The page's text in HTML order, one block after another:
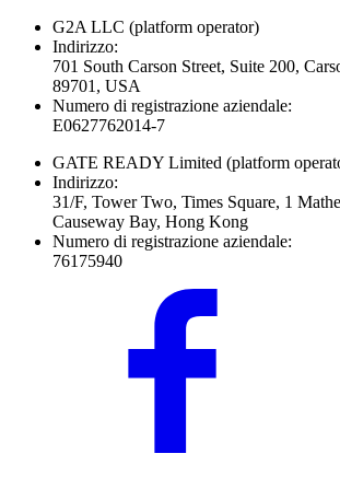
G2A LLC (platform operator)
Indirizzo:
701 South Carson Street, Suite 200,
89701, USA
Numero di registrazione aziendale:
E0627762014-7
GATE READY Limited (platform
Indirizzo:
31/F, Tower Two, Times Square, 1
Causeway Bay, Hong Kong
Numero di registrazione aziendale:
76175940